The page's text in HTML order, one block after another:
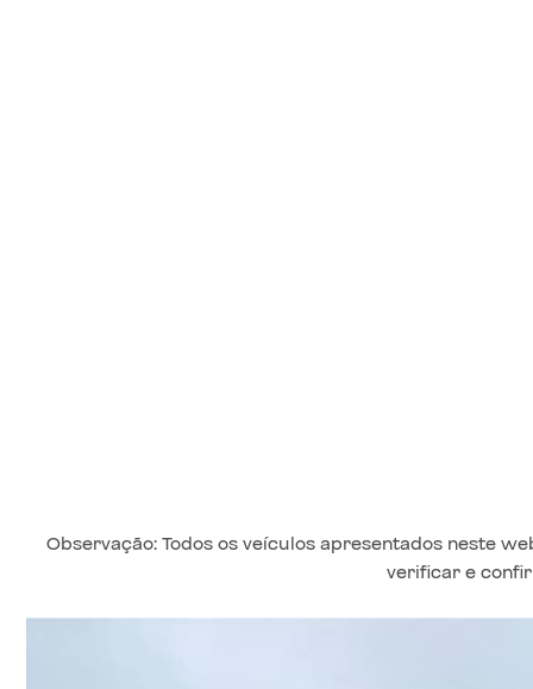
Observação: Todos os veículos apresentados neste
verificar e